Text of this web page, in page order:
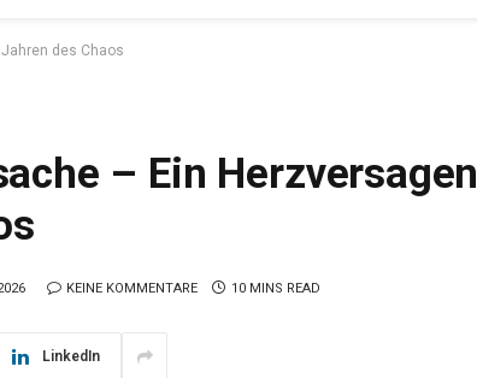
des Chaos
– Ein Herzversagen
KEINE KOMMENTARE 10 MINS READ
LinkedIn